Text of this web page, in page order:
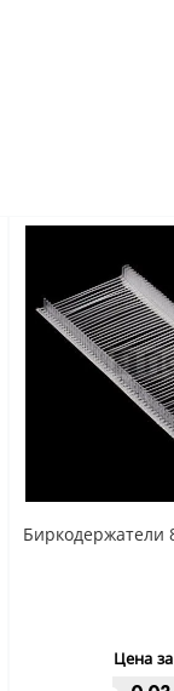
Биркодержатели
Цена